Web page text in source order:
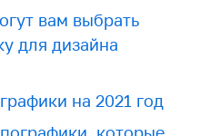
вам выбрать
для дизайна
на 2021 год